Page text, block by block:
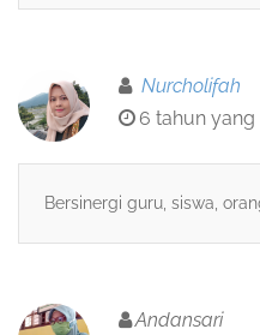
Nurcholifah
6 tahun yang
Bersinergi guru, siswa,
Andansari